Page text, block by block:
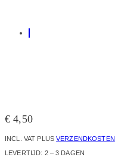
€ 4,50
INCL. VAT PLUSVERZENDKOSTEN
LEVERTIJD: 2 – 3 DAGEN